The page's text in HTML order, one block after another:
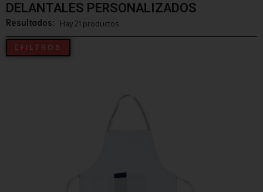
DELANTALES PERSONALIZADOS
Resultados: Hay 21 productos.
FILTROS